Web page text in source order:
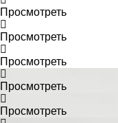
Просмотреть
Просмотреть
Просмотреть
Просмотреть
Просмотреть